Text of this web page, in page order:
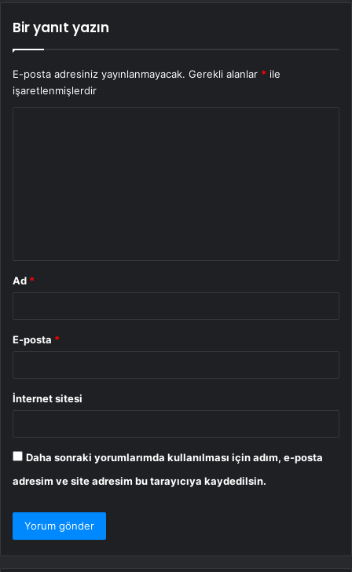
Bir yanıt yazın
E-posta adresiniz yayınlanmayacak. Gerekli alanlar * ile
işaretlenmişlerdir
Ad *
E-posta *
İnternet sitesi
Daha sonraki yorumlarımda kullanılması için adım, e-posta
adresim ve site adresim bu tarayıcıya kaydedilsin.